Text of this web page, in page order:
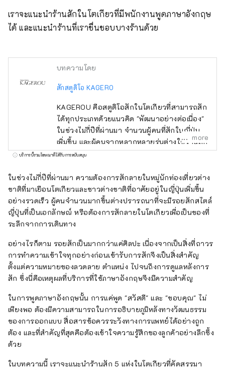
เราจะแนะนำร้านสักในโตเกียวที่มีพนักงานพูดภาษาอังกฤษ
ได้ และแนะนำร้านที่เราชื่นชอบบางร้านด้วย
บทความโดย
สักสตูดิโอ KAGERO
KAGEROU คือสตูดิโอสักในโตเกียวที่สามารถสัก
ได้ทุกประเภทด้วยแนวคิด "พัฒนาอย่างต่อเนื่อง"
ในช่วงไม่กี่ปีที่ผ่านมา จำนวนผู้คนที่สักในญี่ปุ่น
เพิ่มขึ้น และผู้คนจากหลากหลายรุ่นต่างใช้ร้านสัก
ของเราเพื่อแฟชั่นและการแสดงออก นอกจากนี้
เช่น อะนิเมะและมังงะยังได้รับความนิยมจากผู้คน
จากต่างประเทศ และผู้คนจำนวนมากมาที่
KAGEROU เพื่อสัก
more
บริการนี้รวมโฆษณาที่ได้รับการสนับสนุน
ในช่วงไม่กี่ปีที่ผ่านมา ความต้องการสักลายในหมู่นักท่องเที่ยวต่าง
ชาติที่มาเยือนโตเกียวและชาวต่างชาติที่อาศัยอยู่ในญี่ปุ่นเพิ่มขึ้น
อย่างรวดเร็ว ผู้คนจำนวนมากขึ้นต่างปรารถนาที่จะมีรอยสักสไตล์
ญี่ปุ่นที่เป็นเอกลักษณ์ หรือต้องการสักลายในโตเกียวเพื่อเป็นของที่
ระลึกจากการเดินทาง
อย่างไรก็ตาม รอยสักเป็นมากกว่าแค่ศิลปะ เนื่องจากเป็นสิ่งที่ถาวร
การทำความเข้าใจทุกอย่างก่อนเข้ารับการสักจึงเป็นสิ่งสำคัญ
ตั้งแต่ความหมายของลวดลาย ตำแหน่ง ไปจนถึงการดูแลหลังการ
สัก ซึ่งนี่คือเหตุผลที่บริการที่ใช้ภาษาอังกฤษจึงมีความสำคัญ
ในการพูดภาษาอังกฤษนั้น การแค่พูด "สวัสดี" และ "ขอบคุณ" ไม่
เพียงพอ ต้องมีความสามารถในการอธิบายภูมิหลังทางวัฒนธรรม
ของการออกแบบ สื่อสารข้อควรระวังทางการแพทย์ได้อย่างถูก
ต้อง และที่สำคัญที่สุดคือต้องเข้าใจความรู้สึกของลูกค้าอย่างลึกซึ้ง
ด้วย
ในบทความนี้ เราจะแนะนำร้านสัก 5 แห่งในโตเกียวที่คัดสรรมา